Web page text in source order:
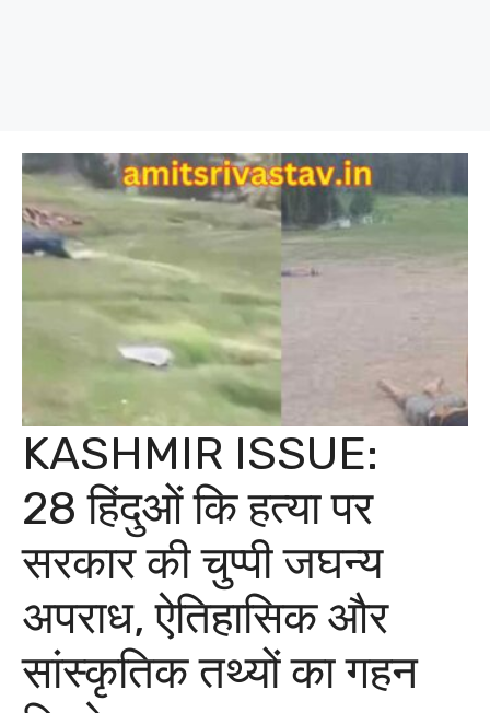
KASHMIR ISSUE:
28 हिंदुओं कि हत्या पर
सरकार की चुप्पी जघन्य
अपराध, ऐतिहासिक और
सांस्कृतिक तथ्यों का गहन